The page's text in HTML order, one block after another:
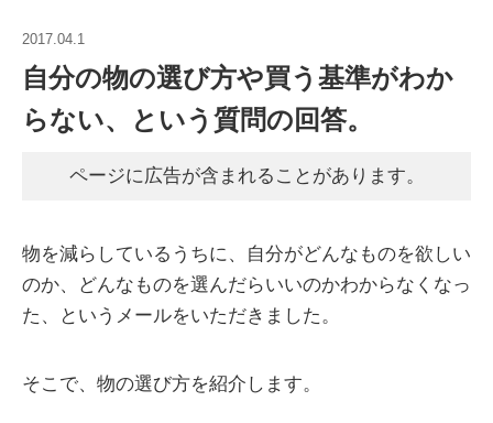
2017.04.1
自分の物の選び方や買う基準がわか
らない、という質問の回答。
ページに広告が含まれることがあります。
物を減らしているうちに、自分がどんなものを欲しい
のか、どんなものを選んだらいいのかわからなくなっ
た、というメールをいただきました。
そこで、物の選び方を紹介します。